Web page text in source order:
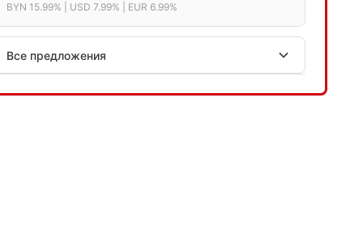
BYN 15.99% | USD 7.99% | EUR 6.99%
Все предложения
АСБ лизинг